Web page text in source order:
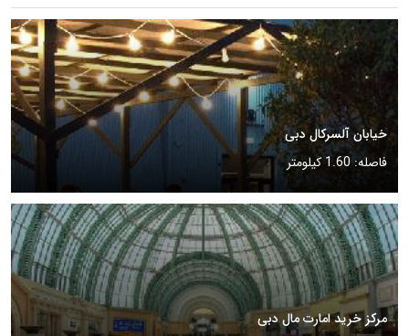
خیابان آلسرکال دبی
فاصله: 1.60 کیلومتر
مرکز خرید امارت مال دبی